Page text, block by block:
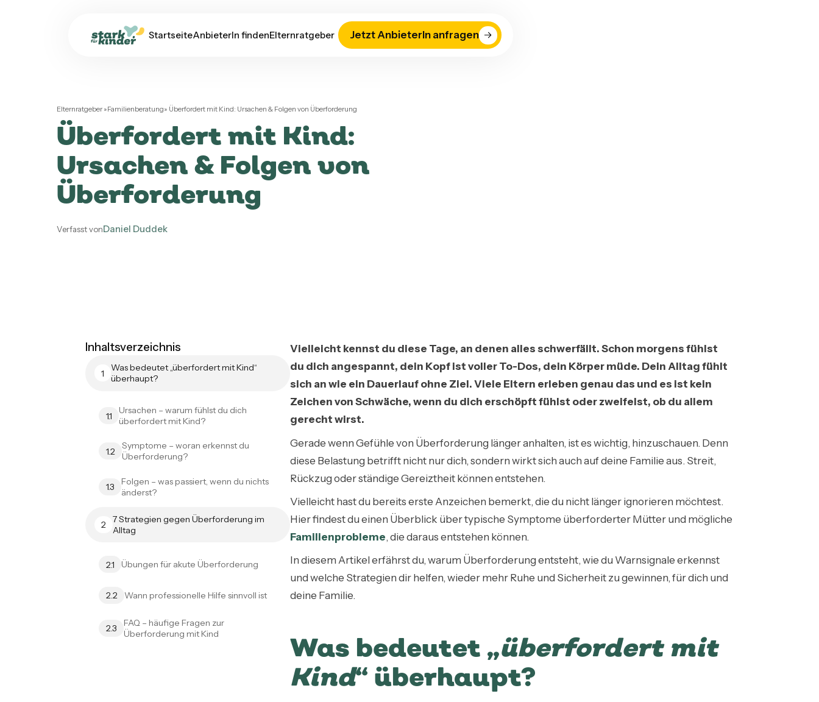
StartseiteAnbieterIn findenElternratgeber Jetzt AnbieterIn anfragen
Elternratgeber »Familienberatung» Überfordert mit Kind: Ursachen & Folgen von Überforderung
Überfordert mit Kind:
Ursachen & Folgen von
Überforderung
Verfasst vonDaniel Duddek
Inhaltsverzeichnis
1
Was bedeutet „überfordert mit Kind“
überhaupt?
1.1
Ursachen – warum fühlst du dich
überfordert mit Kind?
1.2
Symptome – woran erkennst du
Überforderung?
1.3
Folgen – was passiert, wenn du nichts
änderst?
2
7 Strategien gegen Überforderung im
Alltag
2.1 Übungen für akute Überforderung
2.2 Wann professionelle Hilfe sinnvoll ist
2.3
FAQ – häufige Fragen zur
Überforderung mit Kind
Vielleicht kennst du diese Tage, an denen alles schwerfällt. Schon morgens fühlst
du dich angespannt, dein Kopf ist voller To-Dos, dein Körper müde. Dein Alltag fühlt
sich an wie ein Dauerlauf ohne Ziel. Viele Eltern erleben genau das und es ist kein
Zeichen von Schwäche, wenn du dich erschöpft fühlst oder zweifelst, ob du allem
gerecht wirst.
Gerade wenn Gefühle von Überforderung länger anhalten, ist es wichtig, hinzuschauen. Denn
diese Belastung betrifft nicht nur dich, sondern wirkt sich auch auf deine Familie aus. Streit,
Rückzug oder ständige Gereiztheit können entstehen.
Vielleicht hast du bereits erste Anzeichen bemerkt, die du nicht länger ignorieren möchtest.
Hier findest du einen Überblick über typische Symptome überforderter Mütter und mögliche
Familienprobleme, die daraus entstehen können.
In diesem Artikel erfährst du, warum Überforderung entsteht, wie du Warnsignale erkennst
und welche Strategien dir helfen, wieder mehr Ruhe und Sicherheit zu gewinnen, für dich und
deine Familie.
Was bedeutet „überfordert mit
Kind“ überhaupt?